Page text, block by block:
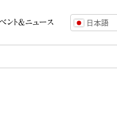
日本語
ント&ニュース